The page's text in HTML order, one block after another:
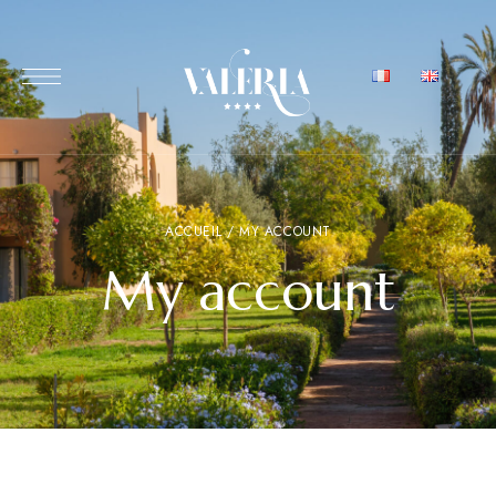
ACCUEIL/ MY ACCOUNT
My account